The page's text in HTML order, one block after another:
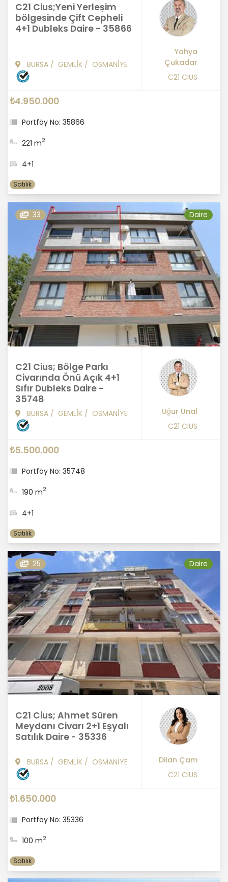
C21 Cius;Yeni Yerleşim
bölgesinde Çift Cepheli
4+1 Dubleks Daire - 35866
BURSA / GEMLİK / OSMANİYE
Yahya
Çukadar
C21 CIUS
₺4.950.000
Portföy No: 35866
221 m2
4+1
Satılık
33 Daire
C21 Cius; Bölge Parkı
Civarında Önü Açık 4+1
Sıfır Dubleks Daire -
35748
BURSA / GEMLİK / OSMANİYE
Uğur Ünal
C21 CIUS
₺5.500.000
Portföy No: 35748
190 m2
4+1
Satılık
25 Daire
C21 Cius; Ahmet Süren
Meydanı Civarı 2+1 Eşyalı
Satılık Daire - 35336
BURSA / GEMLİK / OSMANİYE
Dilan Çam
C21 CIUS
₺1.650.000
Portföy No: 35336
100 m2
Satılık